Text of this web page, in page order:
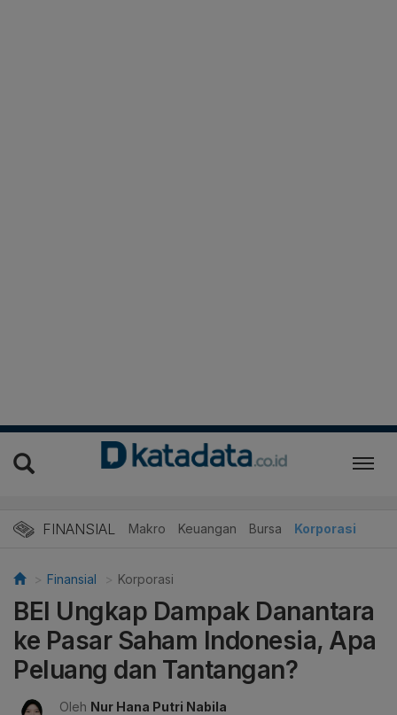
FINANSIAL Makro Keuangan Bursa Korporasi
Finansial Korporasi
BEI Ungkap Dampak Danantara
ke Pasar Saham Indonesia, Apa
Peluang dan Tantangan?
Oleh Nur Hana Putri Nabila